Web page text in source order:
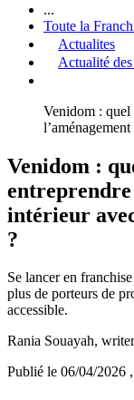
...
Toute la
Actualites
Actualité
Venidom : quel
Venidom :
entreprendre
intérieur
?
Se lancer en
plus de porteurs de
accessible.
Rania Souayah, writer
Publié le 06/04/2026